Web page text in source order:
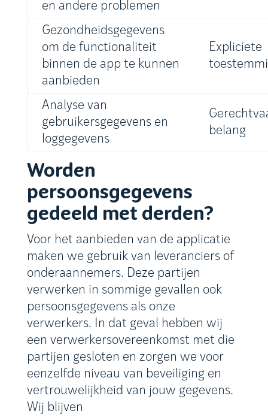
en andere problemen
Gezondheidsgegevens
om de functionaliteit
binnen de app te kunnen
aanbieden
Expliciete
Analyse van
gebruikersgegevens en
loggegevens
belang
Worden
persoonsgegevens
gedeeld met derden?
Voor het aanbieden van de applicatie
maken we gebruik van leveranciers of
onderaannemers. Deze partijen
verwerken in sommige gevallen ook
persoonsgegevens als onze
verwerkers. In dat geval hebben wij
een verwerkersovereenkomst met die
partijen gesloten en zorgen we voor
eenzelfde niveau van beveiliging en
vertrouwelijkheid van jouw gegevens.
Wij blijven